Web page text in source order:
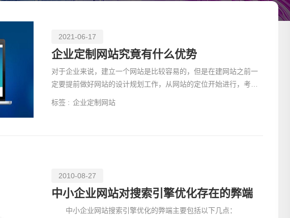
2021-06-17
企业定制网站究竟有什么优势
对于企业来说，建立一个网站是比较容易的，但是在建网站之前一
定要提前做好网站的设计规划工作，从网站的定位开始进行，考虑
标签 : 企业定制网站
2010-08-27
中小企业网站对搜索引擎优化存在的弊端
中小企业网站搜索引擎优化的弊端主要包括以下几点：